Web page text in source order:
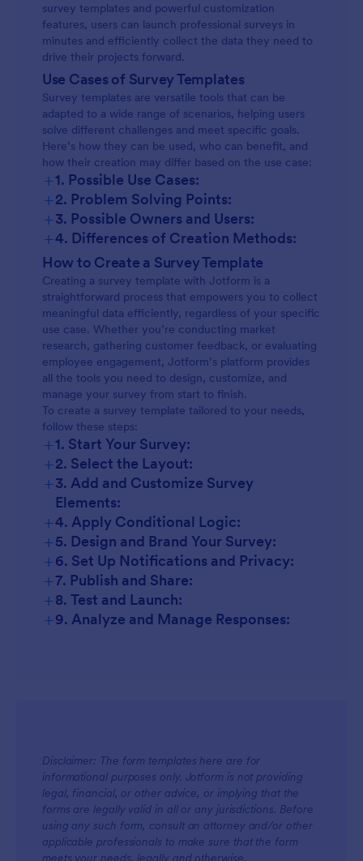
survey templates and powerful customization
features, users can launch professional surveys in
minutes and efficiently collect the data they need to
drive their projects forward.
Use Cases of Survey Templates
Survey templates are versatile tools that can be
adapted to a wide range of scenarios, helping users
solve different challenges and meet specific goals.
Here’s how they can be used, who can benefit, and
how their creation may differ based on the use case:
+1. Possible Use Cases:
Customer Satisfaction Surveys:
Employee Engagement Surveys:
Market Research Surveys:
Event Feedback Surveys:
Academic or Educational Surveys:
Healthcare Surveys:
+2. Problem Solving Points:
+3. Possible Owners and Users:
+4. Differences of Creation Methods:
Content and Fields:
Customization:
How to Create a Survey Template
Creating a survey template with Jotform is a
straightforward process that empowers you to collect
meaningful data efficiently, regardless of your specific
use case. Whether you’re conducting market
research, gathering customer feedback, or evaluating
employee engagement, Jotform’s platform provides
all the tools you need to design, customize, and
manage your survey from start to finish.
To create a survey template tailored to your needs,
follow these steps:
+1. Start Your Survey:
+2. Select the Layout:
+3. Add and Customize Survey
Elements:
+4. Apply Conditional Logic:
+5. Design and Brand Your Survey:
+6. Set Up Notifications and Privacy:
+7. Publish and Share:
+8. Test and Launch:
+9. Analyze and Manage Responses:
Disclaimer: The form templates here are for
informational purposes only. Jotform is not providing
legal, financial, or other advice, or implying that the
forms are legally valid in all or any jurisdictions. Before
using any such form, consult an attorney and/or other
applicable professionals to make sure that the form
meets your needs, legally and otherwise.